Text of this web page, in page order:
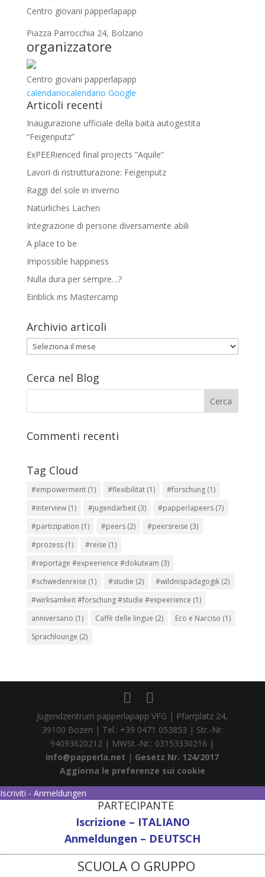
Centro giovani papperlapapp
Piazza Parrocchia 24, Bolzano
organizzatore
Centro giovani papperlapapp
calendariocalendario Google
Articoli recenti
Inaugurazione ufficiale della baita autogestita
“Feigenputz”
ExPEERienced final projects “Aquile”
Lavori di ristrutturazione: Feigenputz
Raggi del sole in inverno
Natürliches Lachen
Integrazione di persone diversamente abili
A place to be
Impossible happiness
Nulla dura per sempre…?
Einblick ins Mastercamp
Archivio articoli
Archivio
articoli
Cerca nel Blog
Commenti recenti
Tag Cloud
#empowerment(1) #flexibilität(1) #forschung(1)
#interview(1) #jugendarbeit(3) #papperlapeers(7)
#partizipation (1) #peers(2) #peersreise (3)
#prozess(1) #reise (1)
#reportage #expeerience #dokuteam (3)
#schwedenreise (1) #studie (2) #wildnispädagogik(2)
#wirksamkeit #forschung #studie #expeerience (1)
anniversario (1) Caffè delle lingue (2) Eco e Narciso (1)
Sprachlounge (2)
Jugendzentrum papperlapapp VFG | Pfarrplatz 24,
39100 Bozen | Tel.: +39 0471 053853 | Str.-Nr.
94093620212 | MWSt.-Nr.: 03153330216 |
info@papperla.net | Gesetz Nr. 124/2017
Aggiorna le preferenze sui cookie
Iscriviti - Anmeldungen
PARTECIPANTE
Iscrizione – ITALIANO
Anmeldungen – DEUTSCH
SCUOLA O GRUPPO